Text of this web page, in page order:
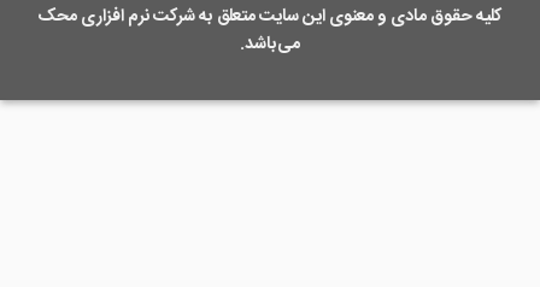
کلیه حقوق مادی و معنوی این سایت متعلق بهشرکت نرم افزاری محک
می‌باشد.